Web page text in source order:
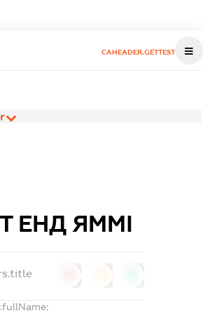
CAHEADER.GETTEST
ЕНД ЯММІ